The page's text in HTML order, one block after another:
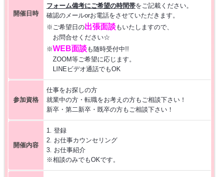
【お仕事相談会☆黒部市コラーレ】2026/8/21(金)PM
【お仕事相談会☆黒部市コラーレ】2026/8/7(金)PM
派遣から正社員をめざす 〜自分に合った職場を見つける新しい転職の
【中新川エリア】近くdeWORK [HC7]
【お仕事相談会☆流通会館】2026/7/16(木) PM開催
【富山市】事務・オフィスワーク特集 [HG8R]
開催日時
フォーム備考にご希望の時間帯をご記載ください。
確認のメールorお電話をさせていただきます。
※ご希望日の出張面談もいたしますので、
お問合せください☆
※WEB面談も随時受付中!!
ZOOM等ご希望に応じます。
LINEビデオ通話でもOK
参加資格
仕事をお探しの方
就業中の方・転職をお考えの方もご相談下さい！
新卒・第二新卒・既卒の方もご相談下さい！
開催内容
1. 登録
2. お仕事カウンセリング
3. お仕事紹介
※相談のみでもOKです。